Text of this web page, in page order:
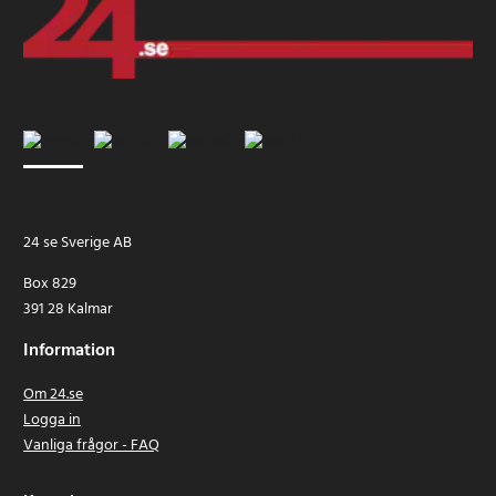
24 se Sverige AB
Box 829
391 28 Kalmar
Information
Om 24.se
Logga in
Vanliga frågor - FAQ